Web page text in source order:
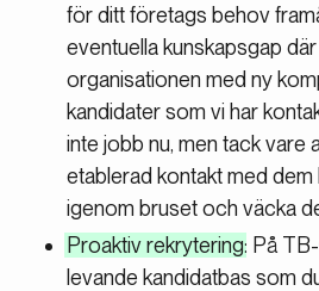
för ditt företags behov
eventuella kunskapsgap
organisationen med ny
kandidater som vi har
inte jobb nu, men tack vare
etablerad kontakt med dem
igenom bruset och väcka
Proaktiv rekrytering: På
levande kandidatbas som